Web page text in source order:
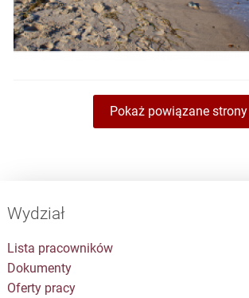
Pokaż powiązane strony
Wydział
Lista pracowników
Dokumenty
Oferty pracy